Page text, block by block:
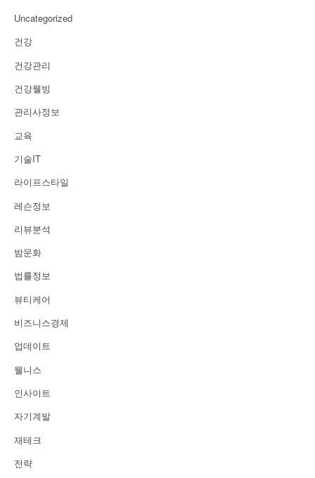
Uncategorized
건강
건강관리
건강웰빙
관리사정보
교육
기술IT
라이프스타일
레슨정보
리뷰분석
밤문화
법률정보
뷰티케어
비즈니스경제
업데이트
웰니스
인사이트
자기계발
재테크
전략